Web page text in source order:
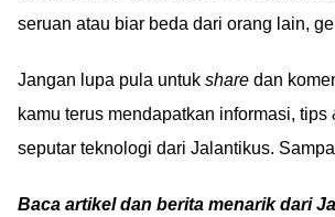
seruan atau biar beda dari orang lain,
Jangan lupa pula untuk share dan
kamu terus mendapatkan informasi, tips
seputar teknologi dari Jalantikus.
Baca artikel dan berita menarik dari